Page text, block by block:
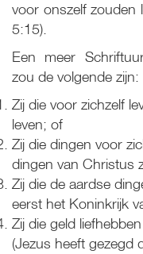
voor onszelf zouden
5:15).
Een meer
zou de volgende zijn:
Zij die voor zichzelf
leven; of
Zij die dingen voor
dingen van Christus
Zij die de aardse
eerst het Koninkrijk
Zij die geld
(Jezus heeft gezegd